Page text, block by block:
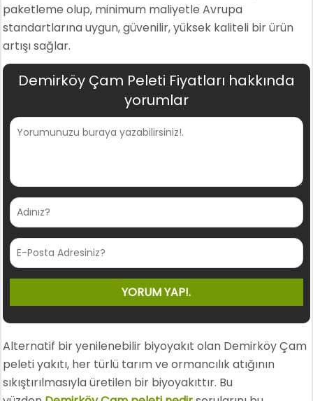
paketleme olup, minimum maliyetle Avrupa
standartlarına uygun, güvenilir, yüksek kaliteli bir ürün
artışı sağlar.
Demirköy Çam Peleti Fiyatları hakkında
yorumlar
Alternatif bir yenilenebilir biyoyakıt olan Demirköy Çam
peleti yakıtı, her türlü tarım ve ormancılık atığının
sıkıştırılmasıyla üretilen bir biyoyakıttır. Bu